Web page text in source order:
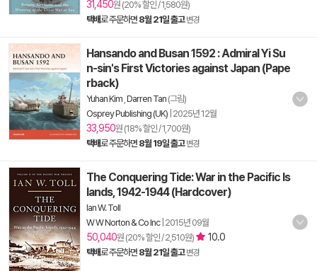
31,450원 (20% 할인 / 1,580원)
택배로 주문하면 8월 21일 출고 변경
Hansando and Busan 1592 : Admiral Yi Su
n-sin's First Victories against Japan (Pape
rback)
Yuhan Kim Darren Tan (그림)
Osprey Publishing (UK) 2025년 12월
33,950원 (18% 할인 / 1,700원)
택배로 주문하면 8월 19일 출고 변경
The Conquering Tide: War in the Pacific Is
lands, 1942-1944 (Hardcover)
Ian W. Toll
W W Norton & Co Inc| 2015년 09월
50,040원 (20% 할인 / 2,510원) 10.0
택배로 주문하면 8월 21일 출고 변경